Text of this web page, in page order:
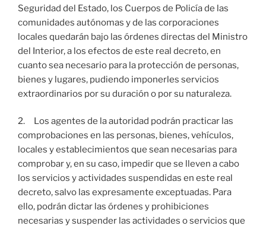
Seguridad del Estado, los Cuerpos de Policía de las
comunidades autónomas y de las corporaciones
locales quedarán bajo las órdenes directas del Ministro
del Interior, a los efectos de este real decreto, en
cuanto sea necesario para la protección de personas,
bienes y lugares, pudiendo imponerles servicios
extraordinarios por su duración o por su naturaleza.
2. Los agentes de la autoridad podrán practicar las
comprobaciones en las personas, bienes, vehículos,
locales y establecimientos que sean necesarias para
comprobar y, en su caso, impedir que se lleven a cabo
los servicios y actividades suspendidas en este real
decreto, salvo las expresamente exceptuadas. Para
ello, podrán dictar las órdenes y prohibiciones
necesarias y suspender las actividades o servicios que